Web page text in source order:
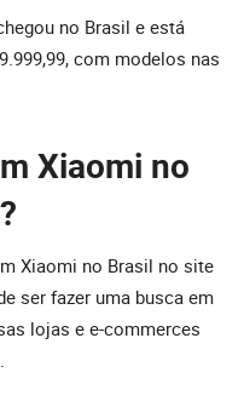
no Brasil e está
com modelos nas
Xiaomi no
Xiaomi no Brasil no site
ser fazer uma busca em
lojas e e-commerces